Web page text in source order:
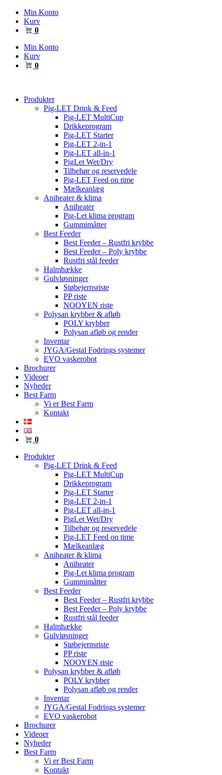
Videre
indhold
Min Konto
Kurv
0
Min Konto
Kurv
0
Produkter
Pig-LET Drink & Feed
Pig-LET MultiCup
Drikkeprogram
Pig-LET Starter
Pig-LET 2-in-1
Pig-LET all-in-1
PigLet Wet/Dry
Tilbehør og reservedele
Pig-LET Feed on time
Mælkeanlæg
Aniheater & klima
Aniheater
Pig-Let klima program
Gummimåtter
Best Feeder
Best Feeder – Rustfri krybbe
Best Feeder – Poly krybbe
Rustfri stål feeder
Halmhække
Gulvløsninger
Støbejernsriste
PP riste
NOOYEN riste
Polysan krybber & afløb
POLY krybber
Polysan afløb og render
Inventar
JYGA/Gestal Fodrings systemer
EVO vaskerobot
Brochurer
Videoer
Nyheder
Best Farm
Vi er Best Farm
Kontakt
0
Produkter
Pig-LET Drink & Feed
Pig-LET MultiCup
Drikkeprogram
Pig-LET Starter
Pig-LET 2-in-1
Pig-LET all-in-1
PigLet Wet/Dry
Tilbehør og reservedele
Pig-LET Feed on time
Mælkeanlæg
Aniheater & klima
Aniheater
Pig-Let klima program
Gummimåtter
Best Feeder
Best Feeder – Rustfri krybbe
Best Feeder – Poly krybbe
Rustfri stål feeder
Halmhække
Gulvløsninger
Støbejernsriste
PP riste
NOOYEN riste
Polysan krybber & afløb
POLY krybber
Polysan afløb og render
Inventar
JYGA/Gestal Fodrings systemer
EVO vaskerobot
Brochurer
Videoer
Nyheder
Best Farm
Vi er Best Farm
Kontakt